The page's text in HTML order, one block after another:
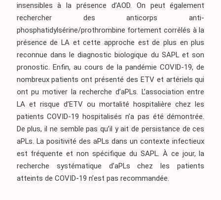
insensibles à la présence d’AOD. On peut également
rechercher des anticorps anti-
phosphatidylsérine/prothrombine fortement corrélés à la
présence de LA et cette approche est de plus en plus
reconnue dans le diagnostic biologique du SAPL et son
pronostic. Enfin, au cours de la pandémie COVID-19, de
nombreux patients ont présenté des ETV et artériels qui
ont pu motiver la recherche d’aPLs. L’association entre
LA et risque d’ETV ou mortalité hospitalière chez les
patients COVID-19 hospitalisés n’a pas été démontrée.
De plus, il ne semble pas qu’il y ait de persistance de ces
aPLs. La positivité des aPLs dans un contexte infectieux
est fréquente et non spécifique du SAPL. À ce jour, la
recherche systématique d’aPLs chez les patients
atteints de COVID-19 n’est pas recommandée.